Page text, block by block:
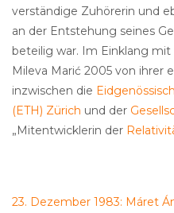
verständige Zuhörerin und
an der Entstehung seines
beteilig war. Im Einklang
Mileva Marić 2005 von ihrer
inzwischen die
(ETH) Zürich und der
„Mitentwicklerin der
23. Dezember 1983: Máret